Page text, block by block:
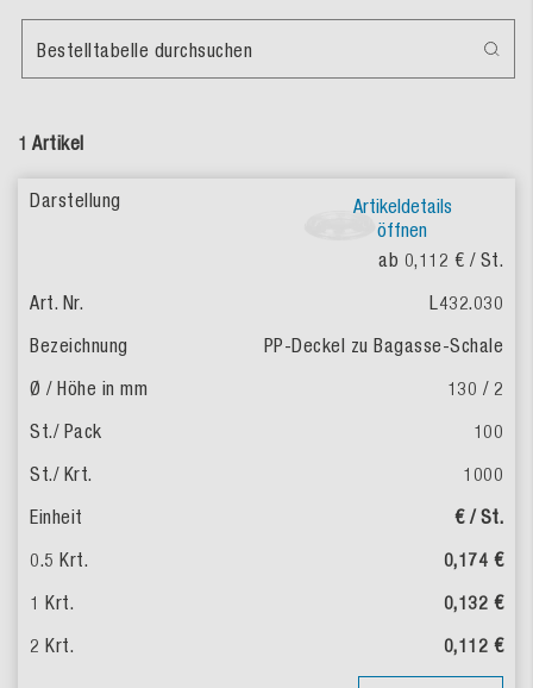
1 Artikel
Bestelltabelle durchsuchen
Artikeldetails
öffnen
ab 0,112 € / St.
L432.030
PP-Deckel zu Bagasse-Schale
130 / 2
100
1000
€ / St.
0,174 €
0,132 €
0,112 €